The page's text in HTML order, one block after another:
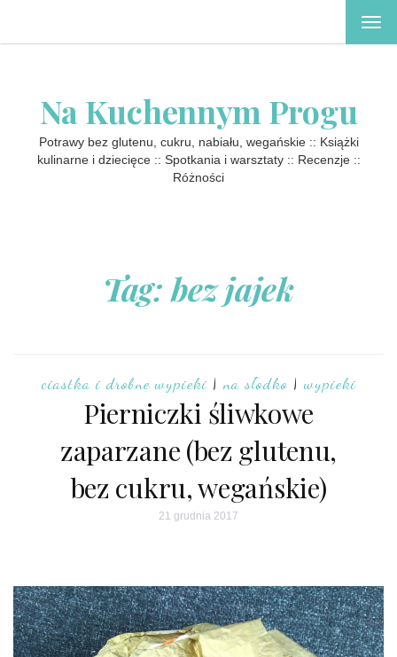
Na Kuchennym Progu
Potrawy bez glutenu, cukru, nabiału, wegańskie :: Książki
kulinarne i dziecięce :: Spotkania i warsztaty :: Recenzje ::
Różności
Tag: bez jajek
ciastka i drobne wypieki | na słodko| wypieki
Pierniczki śliwkowe
zaparzane (bez glutenu,
bez cukru, wegańskie)
21 grudnia 2017